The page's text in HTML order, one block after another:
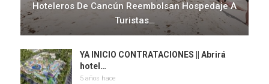
Hoteleros De Cancún Reembolsan Hospedaje A
Turistas…
YA INICIO CONTRATACIONES || Abrirá
hotel…
5 años hace